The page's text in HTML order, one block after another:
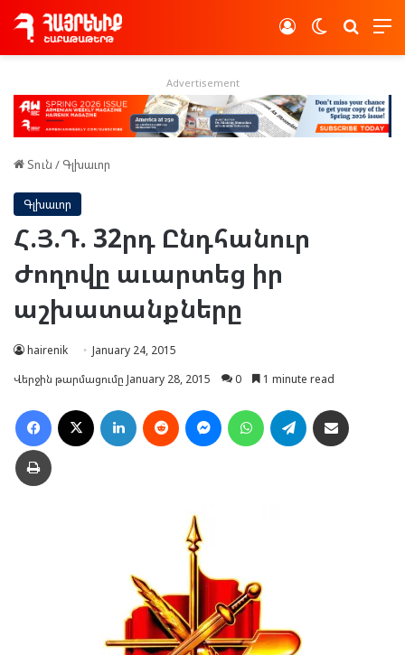
Switch skin
Log In
Advertisement
Տուն / Գլխաւոր
Գլխաւոր
Հ.Յ.Դ. 32րդ Ընդհանուր
Ժողովը աւարտեց իր
աշխատանքները
hairenik
January 24, 2015
Վերջին թարմացումը January 28, 2015
0 1 minute read
Facebook LinkedIn Reddit MessengerWhatsAppTelegram
Տպել